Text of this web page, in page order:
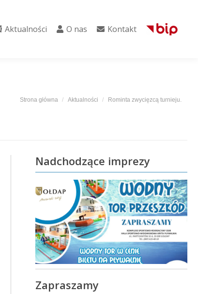
Aktualności O nas Kontakt
Jesteś tutaj:
Strona główna Aktualności Rominta zwycięzcą turnieju.
Nadchodzące imprezy
Zapraszamy
Aktualności O nas Kontakt